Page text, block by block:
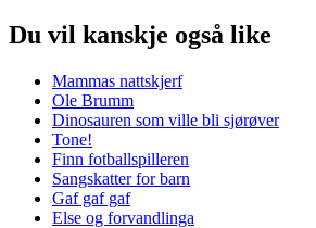
Du vil kanskje også like
Mammas nattskjerf
Ole Brumm
Dinosauren som ville bli sjørøver
Tone!
Finn fotballspilleren
Sangskatter for barn
Gaf gaf gaf
Else og forvandlinga